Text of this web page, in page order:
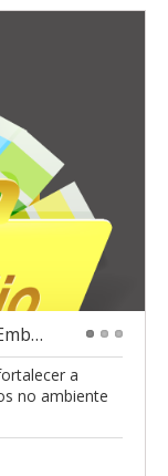
Reestruturação visual de marca - Embelleze Salon
a
no ambiente